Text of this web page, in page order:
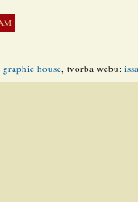
graphic house, tvorba webu: